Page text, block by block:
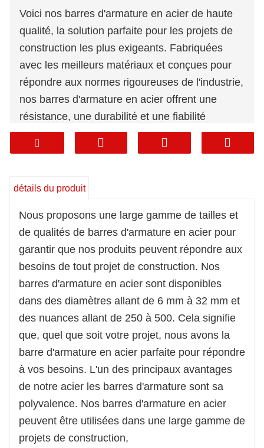
Voici nos barres d'armature en acier de haute
qualité, la solution parfaite pour les projets de
construction les plus exigeants. Fabriquées
avec les meilleurs matériaux et conçues pour
répondre aux normes rigoureuses de l'industrie,
nos barres d'armature en acier offrent une
résistance, une durabilité et une fiabilité
inégalées.
trouve un engagement envers la qualité. Nous
nous assurer que chaque produit que nous
fabriquons est conçu pour durer. Nos barres
d'armature en acier sont fabriquées à partir
d'acier de première qualité soigneusement
sélectionné pour sa solidité, son intégrité et sa
résistance à l'usure.
Finition de surface : filetage à vis, revêtement
époxy, revêtement galvanisé ;
Matériau : HRB335, HRB400, HRB500, JIS
SD390, SD490, SD400 ;
GR300,420,520 ;
ASTM A615 GR60 ;
BS4449
GR460, GR500 ;
détails du produit
Nous proposons une large gamme de tailles et
de qualités de barres d'armature en acier pour
garantir que nos produits peuvent répondre aux
besoins de tout projet de construction. Nos
barres d'armature en acier sont disponibles
dans des diamètres allant de 6 mm à 32 mm et
des nuances allant de 250 à 500. Cela signifie
que, quel que soit votre projet, nous avons la
barre d'armature en acier parfaite pour répondre
à vos besoins. L'un des principaux avantages
de notre acier les barres d'armature sont sa
polyvalence. Nos barres d'armature en acier
peuvent être utilisées dans une large gamme de
projets de construction,